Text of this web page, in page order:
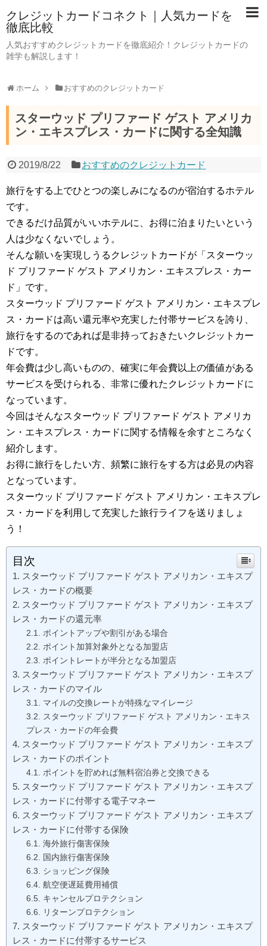
クレジットカードコネクト｜人気カードを
徹底比較
人気おすすめクレジットカードを徹底紹介！クレジットカードの
雑学も解説します！
ホーム おすすめのクレジットカード
スターウッド プリファード ゲスト アメリカ
ン・エキスプレス・カードに関する全知識
2019/8/22 おすすめのクレジットカード
旅行をする上でひとつの楽しみになるのが宿泊するホテル
です。
できるだけ品質がいいホテルに、お得に泊まりたいという
人は少なくないでしょう。
そんな願いを実現しうるクレジットカードが「スターウッ
ド プリファード ゲスト アメリカン・エキスプレス・カー
ド」です。
スターウッド プリファード ゲスト アメリカン・エキスプレ
ス・カードは高い還元率や充実した付帯サービスを誇り、
旅行をするのであれば是非持っておきたいクレジットカー
ドです。
年会費は少し高いものの、確実に年会費以上の価値がある
サービスを受けられる、非常に優れたクレジットカードに
なっています。
今回はそんなスターウッド プリファード ゲスト アメリカ
ン・エキスプレス・カードに関する情報を余すところなく
紹介します。
お得に旅行をしたい方、頻繁に旅行をする方は必見の内容
となっています。
スターウッド プリファード ゲスト アメリカン・エキスプレ
ス・カードを利用して充実した旅行ライフを送りましょ
う！
目次
スターウッド プリファード ゲスト アメリカン・エキスプ
レス・カードの概要
スターウッド プリファード ゲスト アメリカン・エキスプ
レス・カードの還元率
ポイントアップや割引がある場合
ポイント加算対象外となる加盟店
ポイントレートが半分となる加盟店
スターウッド プリファード ゲスト アメリカン・エキスプ
レス・カードのマイル
マイルの交換レートが特殊なマイレージ
スターウッド プリファード ゲスト アメリカン・エキス
プレス・カードの年会費
スターウッド プリファード ゲスト アメリカン・エキスプ
レス・カードのポイント
ポイントを貯めれば無料宿泊券と交換できる
スターウッド プリファード ゲスト アメリカン・エキスプ
レス・カードに付帯する電子マネー
スターウッド プリファード ゲスト アメリカン・エキスプ
レス・カードに付帯する保険
海外旅行傷害保険
国内旅行傷害保険
ショッピング保険
航空便遅延費用補償
キャンセルプロテクション
リターンプロテクション
スターウッド プリファード ゲスト アメリカン・エキスプ
レス・カードに付帯するサービス